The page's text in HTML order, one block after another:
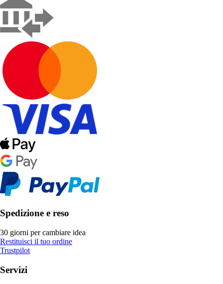
Spedizione e reso
30 giorni per cambiare idea
Restituisci il tuo ordine
Trustpilot
Servizi